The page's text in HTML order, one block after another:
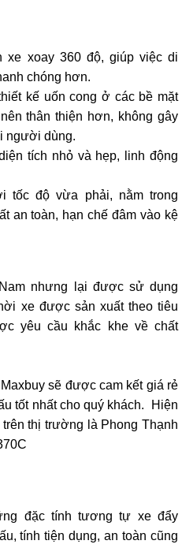
xe xoay 360 độ, giúp việc di
chóng hơn.
kế uốn cong ở các bề mặt
thân thiện hơn, không gây
người dùng.
tích nhỏ và hẹp, linh động
tốc độ vừa phải, nằm trong
an toàn, hạn chế đâm vào kệ
nhưng lại được sử dụng
xe được sản xuất theo tiêu
yêu cầu khắc khe về chất
sẽ được cam kết giá rẻ
tốt nhất cho quý khách. Hiện
thị trường là Phong Thạnh
đặc tính tương tự xe đẩy
tính tiện dụng, an toàn cũng